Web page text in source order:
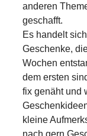
anderen
geschafft.
Es handelt
Geschenke,
Wochen
dem ersten
fix genäht und
kleine
nach gern